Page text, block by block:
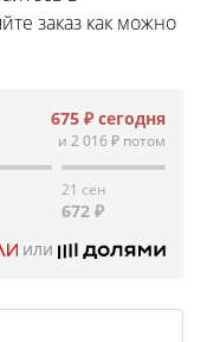
заказ как можно
675 ₽ сегодня
и 2 016 ₽ потом
21 сен
672 ₽
или